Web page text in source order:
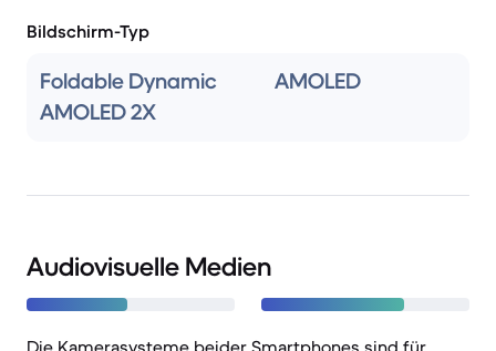
Bildschirm-Typ
Foldable Dynamic
AMOLED 2X
AMOLED
Audiovisuelle Medien
Die Kamerasysteme beider Smartphones sind für